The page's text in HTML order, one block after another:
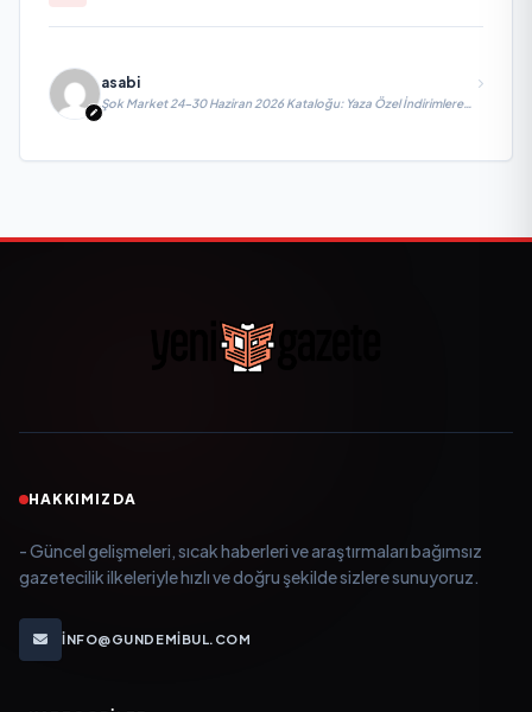
asabi
Şok Market 24-30 Haziran 2026 Kataloğu: Yaza Özel İndirimlere
Hazır Mısınız?
HAKKIMIZDA
- Güncel gelişmeleri, sıcak haberleri ve araştırmaları bağımsız
gazetecilik ilkeleriyle hızlı ve doğru şekilde sizlere sunuyoruz.
INFO@GUNDEMIBUL.COM